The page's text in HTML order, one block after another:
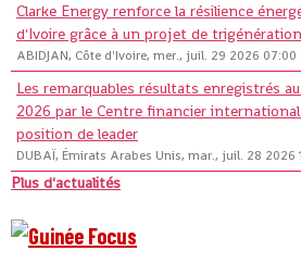
Clarke Energy renforce la résilience
d'Ivoire grâce à un projet de trigénération
ABIDJAN, Côte d'Ivoire, mer., juil. 29 2026 07:00
Les remarquables résultats enregistrés
2026 par le Centre financier
position de leader
DUBAÏ, Émirats Arabes Unis, mar., juil. 28 2026
Plus d'actualités